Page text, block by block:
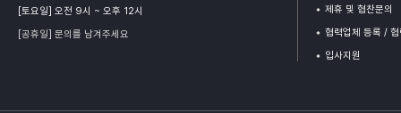
[토요일] 오전 9시 ~ 오후 12시
[공휴일] 문의를 남겨주세요
제휴 및 협찬문의
협력업체 등록 /
입사지원